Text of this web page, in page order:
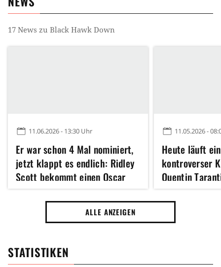
17 News zu Black Hawk Down
11.06.2026 - 13:30 Uhr
Er war schon 4 Mal nominiert,
jetzt klappt es endlich: Ridley
Scott bekommt einen Oscar
11.05.2026 -
Heute läuft
kontroverser
Quentin
über alles
ALLE ANZEIGEN
STATISTIKEN